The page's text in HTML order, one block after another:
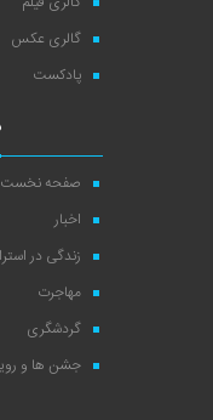
گالری عکس
پادکست
صفحه نخست
اخبار
زندگی در
مهاجرت
گردشگری
جشن ها و